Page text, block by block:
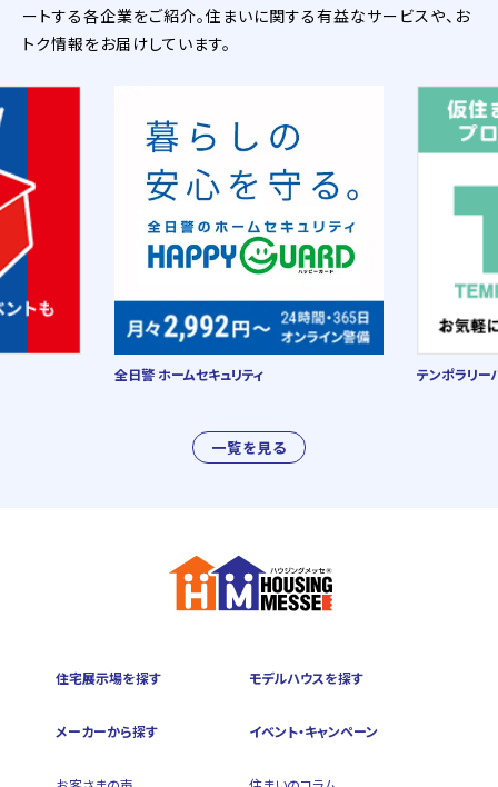
ートする各企業をご紹介。住まいに関する有益なサービスや、お
トク情報をお届けしています。
一覧を見る
全日警 ホームセキュリティ テンポラリー
住宅展示場を探す モデルハウスを探す
メーカーから探す イベント・キャンペーン